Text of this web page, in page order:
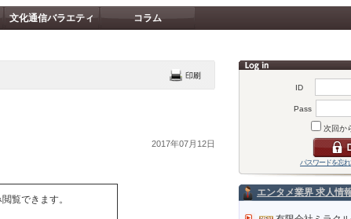
文化通信バラエティ コラム
ID
Pass
次回か
パスワードを忘
エンタメ業界 求人情
2017年07月12日
覧できます。